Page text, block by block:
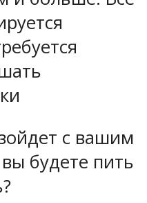
с вашим
будете пить